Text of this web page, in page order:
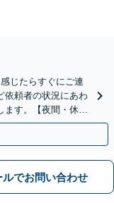
じたらすぐにご連
依頼者の状況にあわ
ます。【夜間・休日
ルでお問い合わせ